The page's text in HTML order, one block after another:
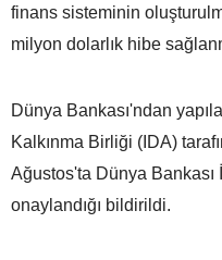
finans sisteminin
milyon dolarlık hibe
Dünya Bankası'ndan
Kalkınma Birliği (IDA)
Ağustos'ta Dünya Bankası
onaylandığı bildirildi.